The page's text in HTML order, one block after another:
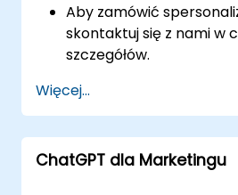
Aby zamówić
skontaktuj się z nami w
szczegółów.
Więcej...
ChatGPT dla Marketingu